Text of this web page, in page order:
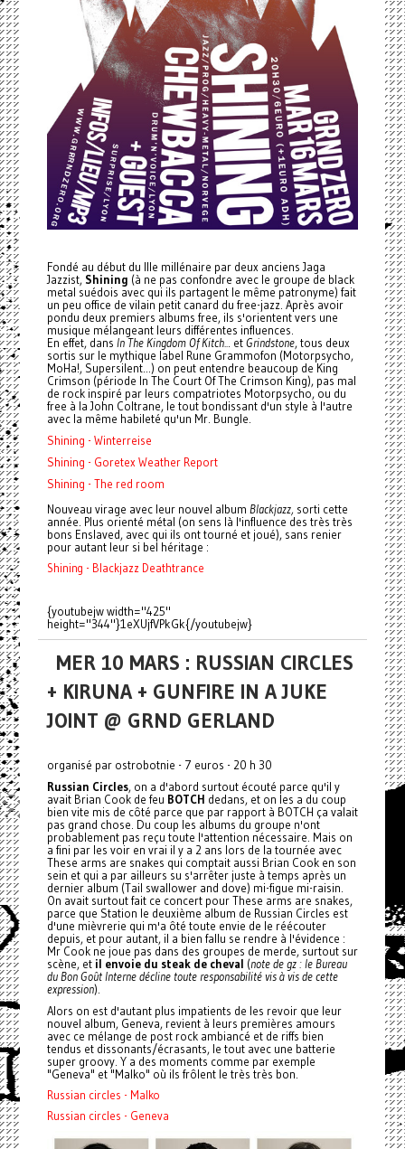
Fondé au début du IIIe millénaire par deux anciens Jaga
Jazzist, Shining (à ne pas confondre avec le groupe de black
metal suédois avec qui ils partagent le même patronyme) fait
un peu office de vilain petit canard du free-jazz. Après avoir
pondu deux premiers albums free, ils s'orientent vers une
musique mélangeant leurs différentes influences.
En effet, dans In The Kingdom Of Kitch.. . etGrindstone, tous deux
sortis sur le mythique label Rune Grammofon (Motorpsycho,
MoHa!, Supersilent...) on peut entendre beaucoup de King
Crimson (période In The Court Of The Crimson King), pas mal
de rock inspiré par leurs compatriotes Motorpsycho, ou du
free à la John Coltrane, le tout bondissant d'un style à l'autre
avec la même habileté qu'un Mr. Bungle.
Shining - Winterreise
Shining - Goretex Weather Report
Shining - The red room
Nouveau virage avec leur nouvel album Blackjazz, sorti cette
année. Plus orienté métal (on sens là l'influence des très très
bons Enslaved, avec qui ils ont tourné et joué), sans renier
pour autant leur si bel héritage :
Shining - Blackjazz Deathtrance
{youtubejw width="425"
height="344"}1eXUjfVPkGk{/youtubejw}
MER 10 MARS : RUSSIAN CIRCLES
+ KIRUNA + GUNFIRE IN A JUKE
JOINT @ GRND GERLAND
organisé par ostrobotnie - 7 euros - 20 h 30
Russian Circles, on a d'abord surtout écouté parce qu'il y
avait Brian Cook de feu BOTCH dedans, et on les a du coup
bien vite mis de côté parce que par rapport à BOTCH ça valait
pas grand chose. Du coup les albums du groupe n'ont
probablement pas reçu toute l'attention nécessaire. Mais on
a fini par les voir en vrai il y a 2 ans lors de la tournée avec
These arms are snakes qui comptait aussi Brian Cook en son
sein et qui a par ailleurs su s'arrêter juste à temps après un
dernier album (Tail swallower and dove) mi-figue mi-raisin.
On avait surtout fait ce concert pour These arms are snakes,
parce que Station le deuxième album de Russian Circles est
d'une mièvrerie qui m'a ôté toute envie de le réécouter
depuis, et pour autant, il a bien fallu se rendre à l'évidence :
Mr Cook ne joue pas dans des groupes de merde, surtout sur
scène, etil envoie du steak de cheval (note de gz : le Bureau
du Bon Goût Interne décline toute responsabilité vis à vis de cette
expression).
Alors on est d'autant plus impatients de les revoir que leur
nouvel album, Geneva, revient à leurs premières amours
avec ce mélange de post rock ambiancé et de riffs bien
tendus et dissonants/écrasants, le tout avec une batterie
super groovy. Y a des moments comme par exemple
"Geneva" et "Malko" où ils frôlent le très très bon.
Russian circles - Malko
Russian circles - Geneva